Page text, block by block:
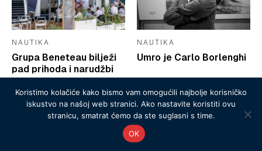
NAUTIKA
Grupa Beneteau bilježi
pad prihoda i narudžbi
NAUTIKA
Umro je Carlo Borlenghi
Koristimo kolačiće kako bismo vam omogućili najbolje korisničko
iskustvo na našoj web stranici. Ako nastavite koristiti ovu
stranicu, smatrat ćemo da ste suglasni s time.
OK